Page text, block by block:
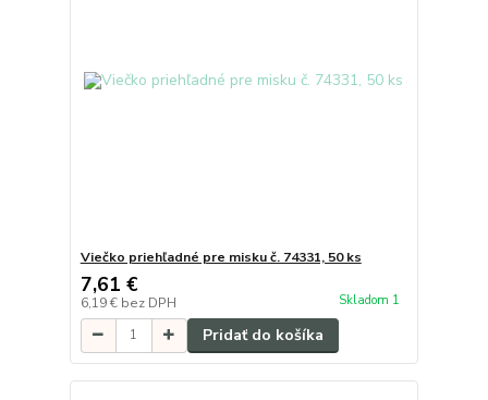
Viečko priehľadné pre misku č. 74331, 50 ks
7,61 €
6,19 € bez DPH Skladom 1
Pridať do košíka